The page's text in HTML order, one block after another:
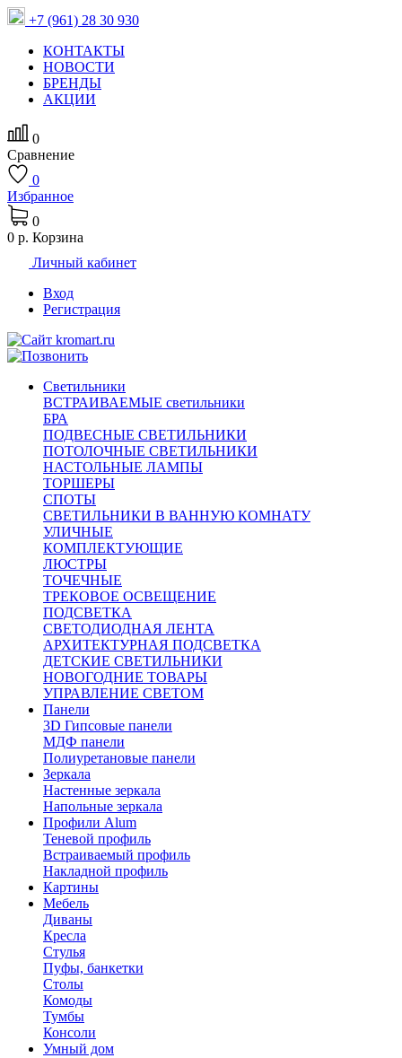
+7 (961) 28 30 930
КОНТАКТЫ
НОВОСТИ
БРЕНДЫ
АКЦИИ
0
Сравнение
0
Избранное
0
0 р. Корзина
Личный кабинет
Вход
Регистрация
Светильники
ВСТРАИВАЕМЫЕ светильники
БРА
ПОДВЕСНЫЕ СВЕТИЛЬНИКИ
ПОТОЛОЧНЫЕ СВЕТИЛЬНИКИ
НАСТОЛЬНЫЕ ЛАМПЫ
ТОРШЕРЫ
СПОТЫ
СВЕТИЛЬНИКИ В ВАННУЮ КОМНАТУ
УЛИЧНЫЕ
КОМПЛЕКТУЮЩИЕ
ЛЮСТРЫ
ТОЧЕЧНЫЕ
ТРЕКОВОЕ ОСВЕЩЕНИЕ
ПОДСВЕТКА
СВЕТОДИОДНАЯ ЛЕНТА
АРХИТЕКТУРНАЯ ПОДСВЕТКА
ДЕТСКИЕ СВЕТИЛЬНИКИ
НОВОГОДНИЕ ТОВАРЫ
УПРАВЛЕНИЕ СВЕТОМ
Панели
3D Гипсовые панели
МДФ панели
Полиуретановые панели
Зеркала
Настенные зеркала
Напольные зеркала
Профили Alum
Теневой профиль
Встраиваемый профиль
Накладной профиль
Картины
Мебель
Диваны
Кресла
Стулья
Пуфы, банкетки
Столы
Комоды
Тумбы
Консоли
Умный дом